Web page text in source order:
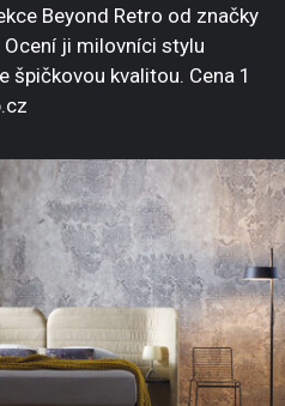
Beyond Retro od značky
ji milovníci stylu
špičkovou kvalitou. Cena 1